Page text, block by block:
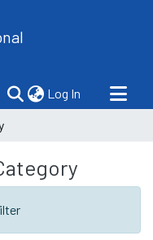
Log In (current)